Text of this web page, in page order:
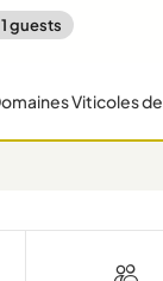
1guests